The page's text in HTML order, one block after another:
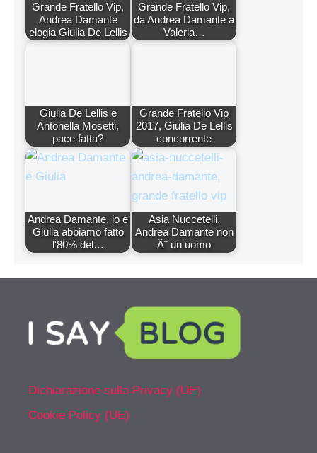
Grande Fratello Vip,
Andrea Damante
elogia Giulia De Lellis
Grande Fratello Vip,
da Andrea Damante a
Valeria…
Giulia De Lellis e
Antonella Mosetti,
pace fatta?
Grande Fratello Vip
2017, Giulia De Lellis
concorrente
Andrea Damante, io e
Giulia abbiamo fatto
l'80% del…
Asia Nuccetelli,
Andrea Damante non
Ã¨ un uomo
Dichiarazione sulla Privacy (UE)
Cookie Policy (UE)